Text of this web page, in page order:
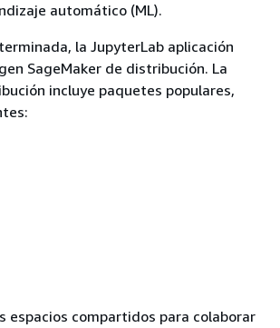
automático (ML).
la JupyterLab aplicación
SageMaker de distribución. La
incluye paquetes populares,
espacios compartidos para colaborar